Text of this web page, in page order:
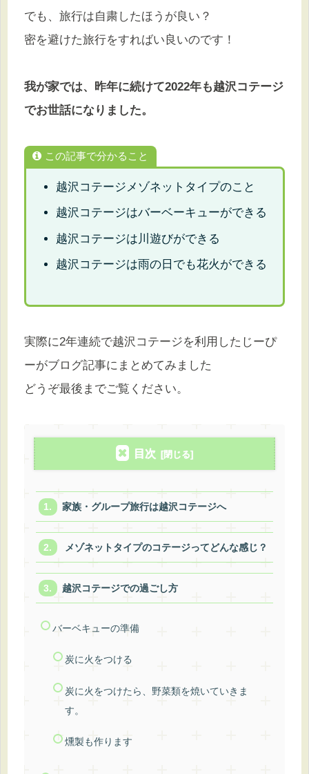
でも、旅行は自粛したほうが良い？
密を避けた旅行をすればい良いのです！
我が家では、昨年に続けて2022年も越沢コテージ
でお世話になりました。
この記事で分かること
越沢コテージメゾネットタイプのこと
越沢コテージはバーベーキューができる
越沢コテージは川遊びができる
越沢コテージは雨の日でも花火ができる
実際に2年連続で越沢コテージを利用したじーぴ
ーがブログ記事にまとめてみました
どうぞ最後までご覧ください。
目次
家族・グループ旅行は越沢コテージへ
メゾネットタイプのコテージってどんな感じ？
越沢コテージでの過ごし方
バーベキューの準備
炭に火をつける
炭に火をつけたら、野菜類を焼いていきま
す。
燻製も作ります